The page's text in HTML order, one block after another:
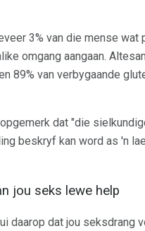
3% van die mense
omgang aangaan.
89% van verbygaande
dat "die
beskryf kan word as 'n
jou seks lewe help
daarop dat jou seksdrang